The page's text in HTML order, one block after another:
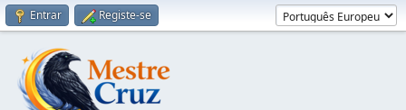
Entrar Registe-se